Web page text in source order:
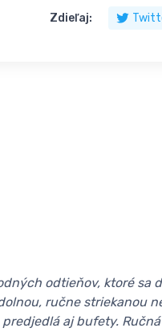
Zdieľaj:
odtieňov, ktoré sa
ručne striekanou
aj bufety.